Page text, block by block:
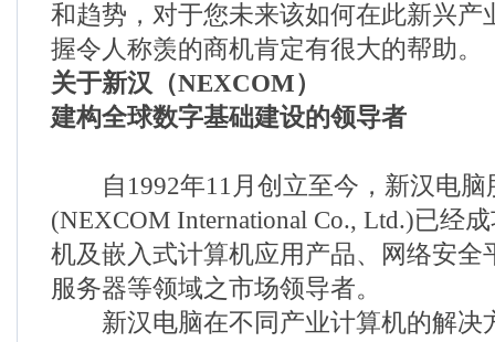
和趋势，对于您未来该如何在此新兴产
握令人称羡的商机肯定有很大的帮助。
关于新汉（NEXCOM）
建构全球数字基础建设的领导者
自1992年11月创立至今，新汉电脑
(NEXCOM International Co., Ltd.)已经
机及嵌入式计算机应用产品、网络安全
服务器等领域之市场领导者。
新汉电脑在不同产业计算机的解决